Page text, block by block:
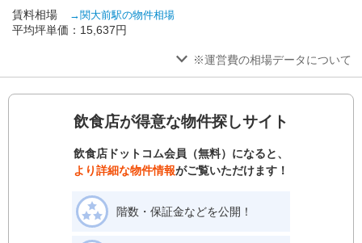
賃料相場 →関大前駅の物件相場
平均坪単価：15,637円
※運営費の相場データについて
飲食店が得意な物件探しサイト
飲食店ドットコム会員（無料）になると、
より詳細な物件情報がご覧いただけます！
階数・保証金などを公開！